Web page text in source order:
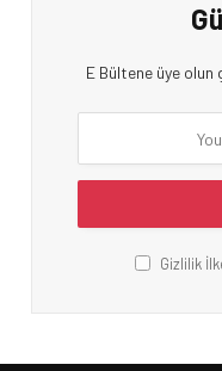
E Bültene üye
Gizlilik